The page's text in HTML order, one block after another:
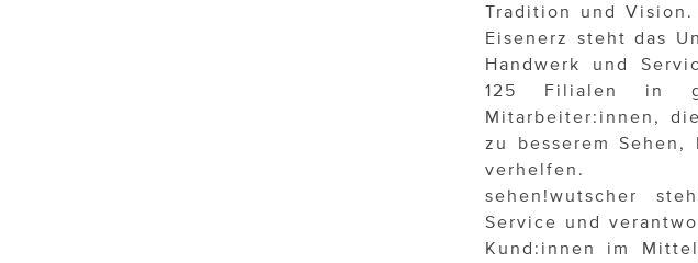
Tradition und
Eisenerz steht das
Handwerk und
125 Filialen in
Mitarbeiter:innen,
zu besserem Sehen,
verhelfen.
sehen!wutscher
Service und
Kund:innen im